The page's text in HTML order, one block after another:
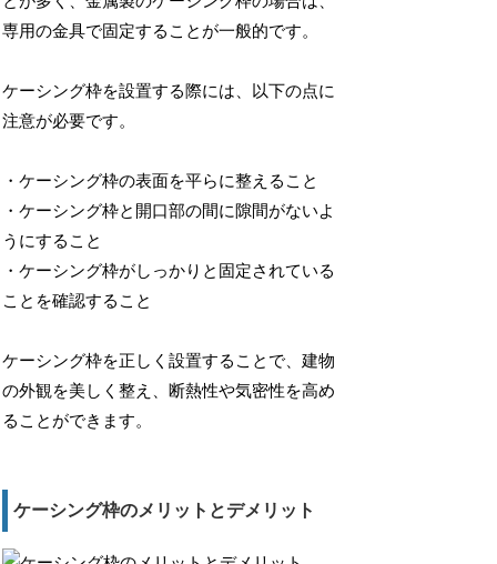
専用の金具で固定することが一般的です。
ケーシング枠を設置する際には、以下の点に
注意が必要です。
・ケーシング枠の表面を平らに整えること
・ケーシング枠と開口部の間に隙間がないよ
うにすること
・ケーシング枠がしっかりと固定されている
ことを確認すること
ケーシング枠を正しく設置することで、建物
の外観を美しく整え、断熱性や気密性を高め
ることができます。
ケーシング枠のメリットとデメリット